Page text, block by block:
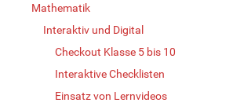
Mathematik
Interaktiv und Digital
Checkout Klasse 5 bis 10
Interaktive Checklisten
Einsatz von Lernvideos